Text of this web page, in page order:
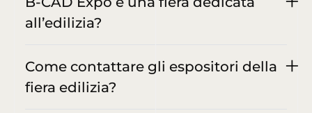
all’edilizia?
Come contattare gli espositori della
fiera edilizia?